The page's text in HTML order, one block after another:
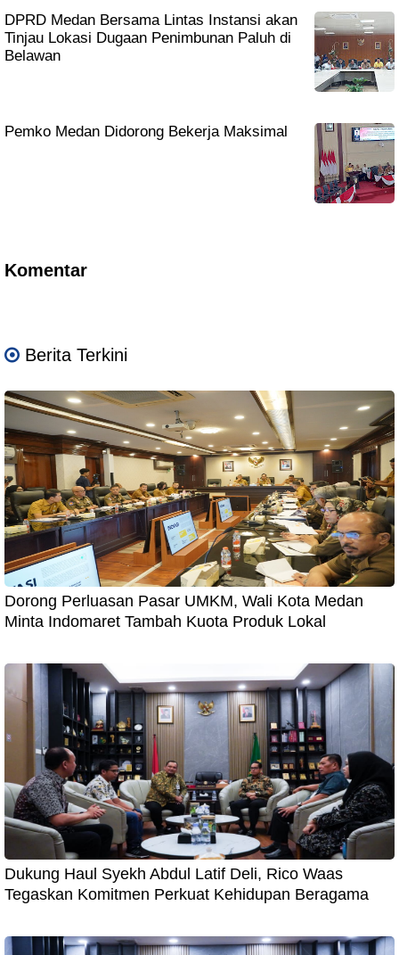
DPRD Medan Bersama Lintas Instansi akan
Tinjau Lokasi Dugaan Penimbunan Paluh di
Belawan
Pemko Medan Didorong Bekerja Maksimal
Komentar
Berita Terkini
Dorong Perluasan Pasar UMKM, Wali Kota Medan
Minta Indomaret Tambah Kuota Produk Lokal
Dukung Haul Syekh Abdul Latif Deli, Rico Waas
Tegaskan Komitmen Perkuat Kehidupan Beragama